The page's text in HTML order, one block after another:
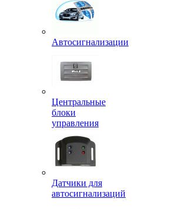
Автосигнализации
Центральные
блоки
управления
Датчики для
автосигнализаций